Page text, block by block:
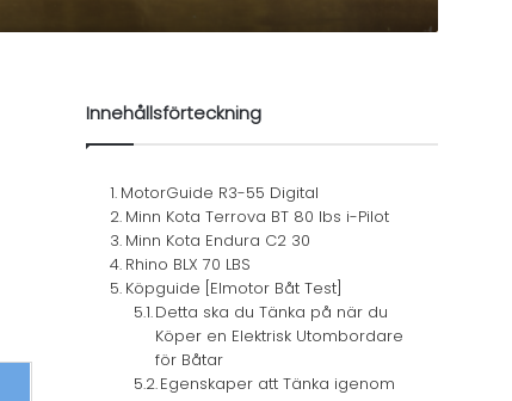
Innehållsförteckning
MotorGuide R3-55 Digital
Minn Kota Terrova BT 80 lbs i-Pilot
Minn Kota Endura C2 30
Rhino BLX 70 LBS
Köpguide [Elmotor Båt Test]
Detta ska du Tänka på när du
Köper en Elektrisk Utombordare
för Båtar
Egenskaper att Tänka igenom